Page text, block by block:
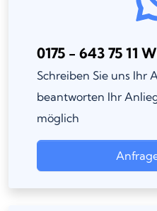
0175 - 643 75 11
Schreiben Sie uns Ihr
beantworten Ihr
möglich